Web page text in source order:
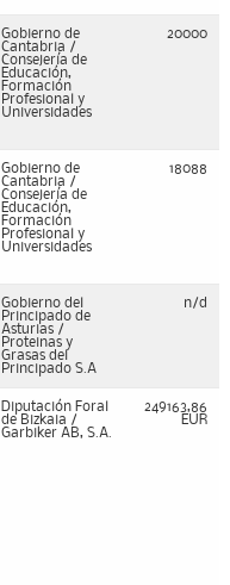
Gobierno de
Cantabria /
Consejería de
Educación,
Formación
Profesional y
Universidades
20000
Gobierno de
Cantabria /
Consejería de
Educación,
Formación
Profesional y
Universidades
18088
Gobierno del
Principado de
Asturias /
Proteinas y
Grasas del
Principado S.A
n/d
Diputación Foral
de Bizkaia /
Garbiker AB, S.A.
249163,86
EUR